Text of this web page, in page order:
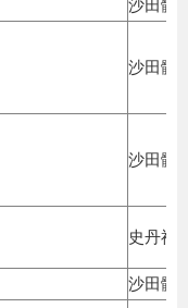
沙田體
沙田體
沙田體
史丹福
沙田體